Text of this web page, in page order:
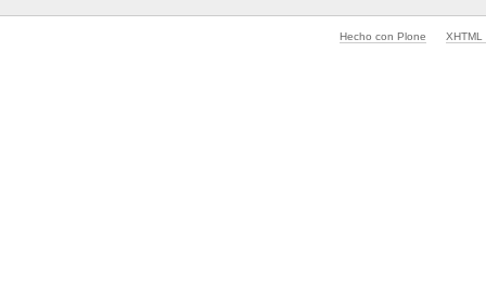
Hecho con Plone XHTML